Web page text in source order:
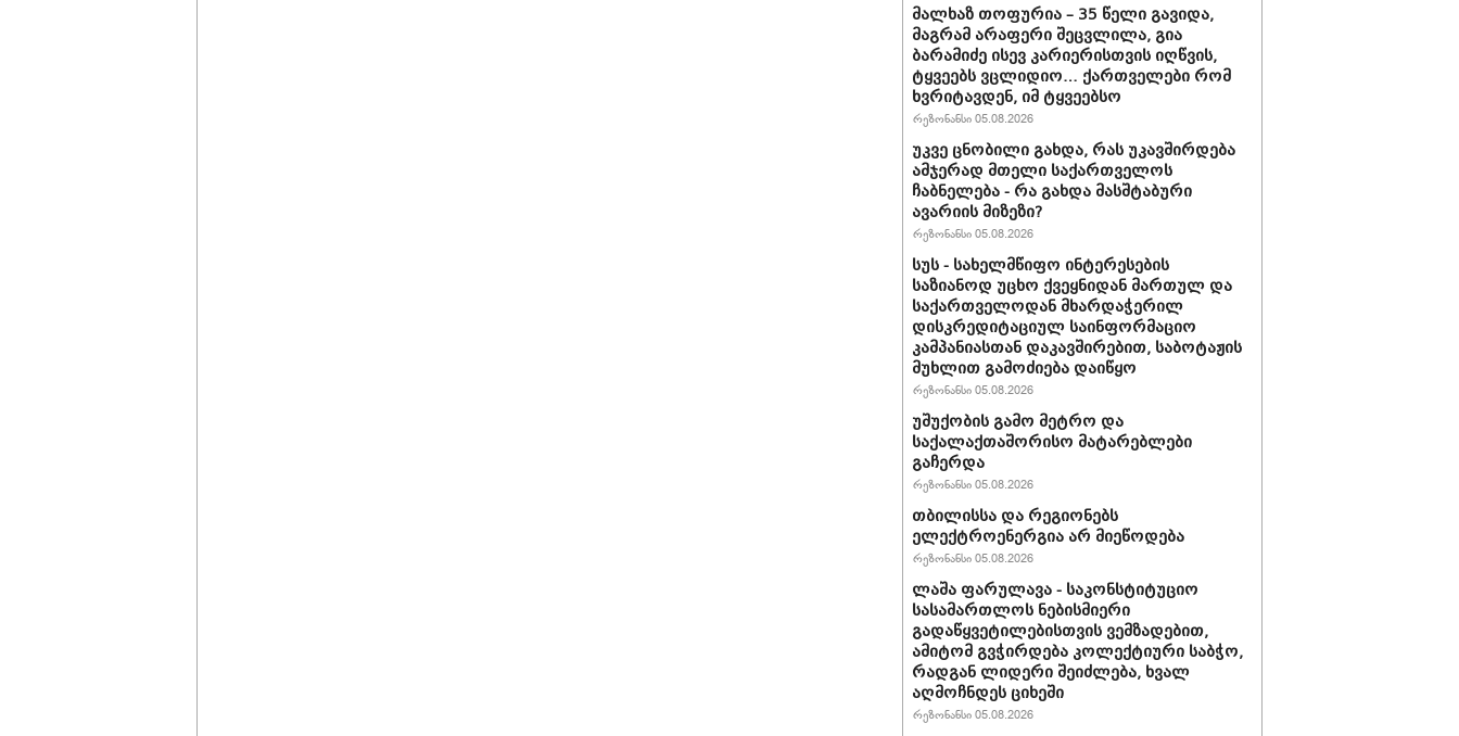
მალხაზ თოფურია – 35 წელი გავიდა,
მაგრამ არაფერი შეცვლილა, გია
ბარამიძე ისევ კარიერისთვის იღწვის,
ტყვეებს ვცლიდიო… ქართველები რომ
ხვრიტავდენ, იმ ტყვეებსო
რეზონანსი 05.08.2026
უკვე ცნობილი გახდა, რას უკავშირდება
ამჯერად მთელი საქართველოს
ჩაბნელება - რა გახდა მასშტაბური
ავარიის მიზეზი?
რეზონანსი 05.08.2026
სუს - სახელმწიფო ინტერესების
საზიანოდ უცხო ქვეყნიდან მართულ და
საქართველოდან მხარდაჭერილ
დისკრედიტაციულ საინფორმაციო
კამპანიასთან დაკავშირებით, საბოტაჟის
მუხლით გამოძიება დაიწყო
რეზონანსი 05.08.2026
უშუქობის გამო მეტრო და
საქალაქთაშორისო მატარებლები
გაჩერდა
რეზონანსი 05.08.2026
თბილისსა და რეგიონებს
ელექტროენერგია არ მიეწოდება
რეზონანსი 05.08.2026
ლაშა ფარულავა - საკონსტიტუციო
სასამართლოს ნებისმიერი
გადაწყვეტილებისთვის ვემზადებით,
ამიტომ გვჭირდება კოლექტიური საბჭო,
რადგან ლიდერი შეიძლება, ხვალ
აღმოჩნდეს ციხეში
რეზონანსი 05.08.2026